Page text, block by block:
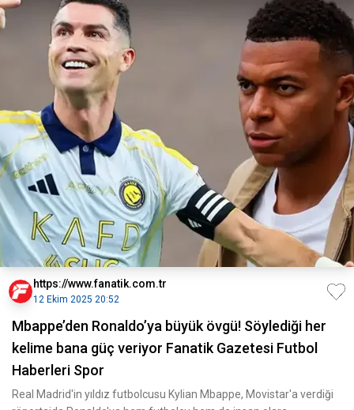
https://www.fanatik.com.tr
12 Ekim 2025 20:52
Mbappe’den Ronaldo’ya büyük övgü! Söylediği her
kelime bana güç veriyor Fanatik Gazetesi Futbol
Haberleri Spor
Real Madrid'in yıldız futbolcusu Kylian Mbappe, Movistar'a verdiği